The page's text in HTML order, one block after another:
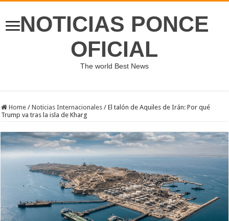
NOTICIAS PONCE
OFICIAL
The world Best News
Home / Noticias Internacionales / El talón de Aquiles de Irán: Por qué
Trump va tras la isla de Kharg